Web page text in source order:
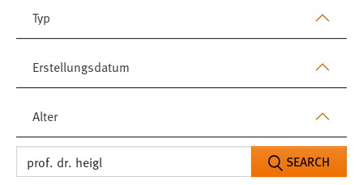
Typ
Erstellungsdatum
Alter
SEARCH